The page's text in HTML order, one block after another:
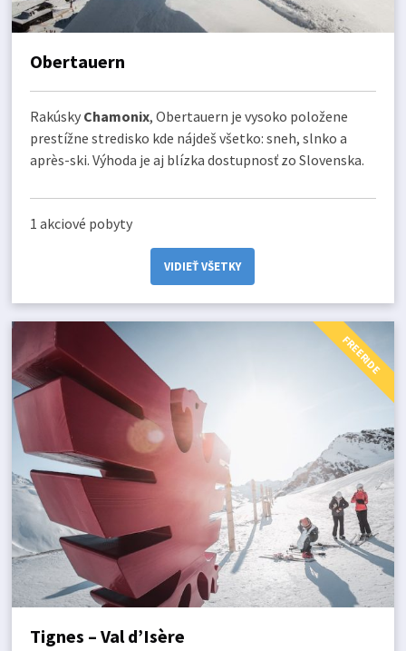
Obertauern
Rakúsky Chamonix, Obertauern je vysoko položene
prestížne stredisko kde nájdeš všetko: sneh, slnko a
après-ski. Výhoda je aj blízka dostupnosť zo Slovenska.
1 akciové pobyty
VIDIEŤ VŠETKY
FREERIDE
Tignes – Val d’Isère